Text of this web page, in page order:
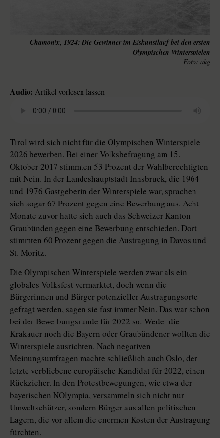
Chamonix, 1924: Die Gewinner im Eiskunstlauf bei den ersten
Olympischen Winterspielen
akg
Audio: Artikel vorlesen lassen
Tirol wird sich nicht für die Olympischen Winterspiele
2026 bewerben. Bei einer Volksbefragung am 15.
Oktober 2017 stimmten 53 Prozent der Wahlberechtigten
mit Nein. In der Landeshauptstadt Innsbruck, die 1964
und 1976 Gastgeberin der Winterspiele war, sprachen
sich sogar 67 Prozent gegen eine Bewerbung aus. Acht
Monate zuvor hatte sich auch das Schweizer Kanton
Graubünden gegen eine Bewerbung entschieden. Dort
stimmten 60 Prozent gegen die Austragung in Davos und
St. Moritz.
Die Olympischen Winterspiele werden zwar als ein
globales Volksfest vermarktet, doch wenn die
Bürgerinnen und Bürger potenzieller Austragungsorte
gefragt werden, sagen sie fast immer Nein. Das war schon
bei der Bewerbungsrunde für 2022 so: Weder die
Krakauer noch die Bayern oder Graubündener wollten die
Winterspiele ausrichten. Nach negativen
Meinungsumfragen machte schließlich auch Oslo, der
letzte verbliebene europäische Kandidat für 2022, einen
Rückzieher. In den Protestbewegungen, wie etwa der
bayerischen NOlympia, versammeln sich nicht nur
Umweltschützer, sondern Bürger aus allen politischen
Lagern, die vor allem die enormen Kosten der Austragung
fürchten.